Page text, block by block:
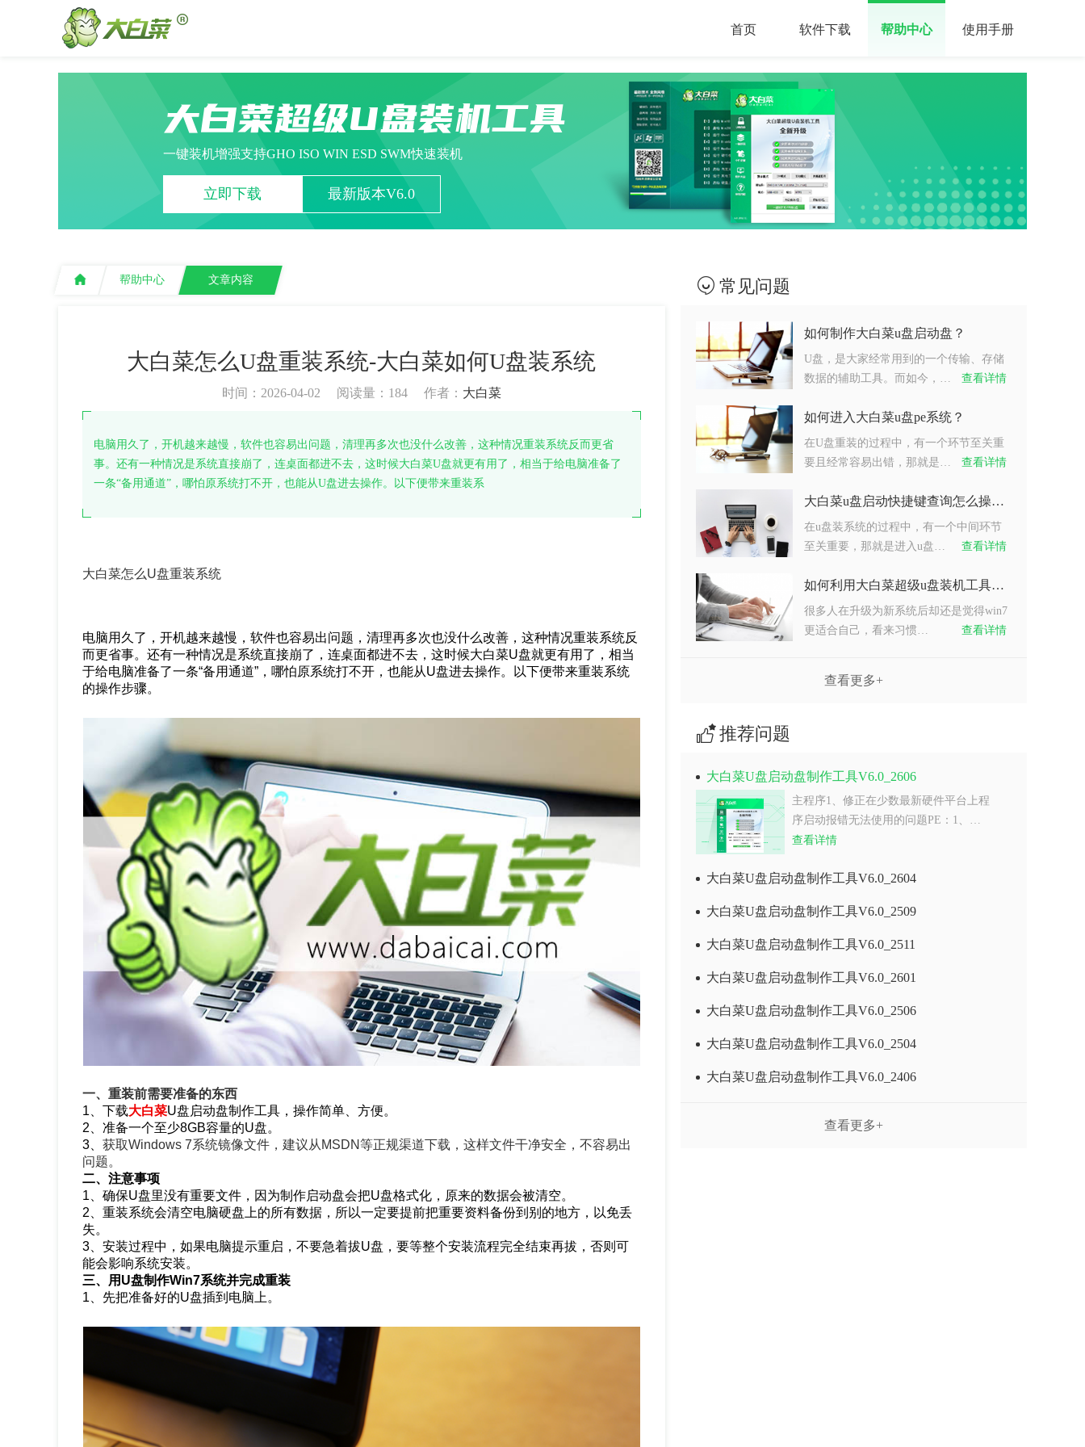
首页 软件下载 帮助中心 使用手册
大白菜超级U盘装机工具
一键装机增强支持GHO ISO WIN ESD SWM快速装机
立即下载 最新版本V6.0
帮助中心 文章内容
大白菜怎么U盘重装系统-大白菜如何U盘装系统
时间：2026-04-02 阅读量： 184 作者： 大白菜
电脑用久了，开机越来越慢，软件也容易出问题，清理再多次也没什么改善，这种情况重装系统反而更省
事。还有一种情况是系统直接崩了，连桌面都进不去，这时候大白菜U盘就更有用了，相当于给电脑准备了
一条“备用通道”，哪怕原系统打不开，也能从U盘进去操作。以下便带来重装系
大白菜怎么U盘重装系统
电脑用久了，开机越来越慢，软件也容易出问题，清理再多次也没什么改善，这种情况重装系统反
而更省事。还有一种情况是系统直接崩了，连桌面都进不去，这时候大白菜U盘就更有用了，相当
于给电脑准备了一条“备用通道”，哪怕原系统打不开，也能从U盘进去操作。以下便带来重装系统
的操作步骤。
一、重装前需要准备的东西
1、下载大白菜U盘启动盘制作工具，操作简单、方便。
2、准备一个至少8GB容量的U盘。
3、获取Windows 7系统镜像文件，建议从MSDN等正规渠道下载，这样文件干净安全，不容易出
问题。
二、注意事项
1、确保U盘里没有重要文件，因为制作启动盘会把U盘格式化，原来的数据会被清空。
2、重装系统会清空电脑硬盘上的所有数据，所以一定要提前把重要资料备份到别的地方，以免丢
失。
3、安装过程中，如果电脑提示重启，不要急着拔U盘，要等整个安装流程完全结束再拔，否则可
能会影响系统安装。
三、用U盘制作Win7系统并完成重装
1、先把准备好的U盘插到电脑上。
常见问题
如何制作大白菜u盘启动盘？
U盘，是大家经常用到的一个传输、存储
数据的辅助工具。而如今，…
查看详情
如何进入大白菜u盘pe系统？
在U盘重装的过程中，有一个环节至关重
要且经常容易出错，那就是…
查看详情
大白菜u盘启动快捷键查询怎么操作？
在u盘装系统的过程中，有一个中间环节
至关重要，那就是进入u盘…
查看详情
如何利用大白菜超级u盘装机工具重装系统win7？
很多人在升级为新系统后却还是觉得win7
更适合自己，看来习惯…
查看详情
查看更多+
推荐问题
大白菜U盘启动盘制作工具V6.0_2606
主程序1、修正在少数最新硬件平台上程
序启动报错无法使用的问题PE：1、…
查看详情
大白菜U盘启动盘制作工具V6.0_2604
大白菜U盘启动盘制作工具V6.0_2509
大白菜U盘启动盘制作工具V6.0_2511
大白菜U盘启动盘制作工具V6.0_2601
大白菜U盘启动盘制作工具V6.0_2506
大白菜U盘启动盘制作工具V6.0_2504
大白菜U盘启动盘制作工具V6.0_2406
查看更多+